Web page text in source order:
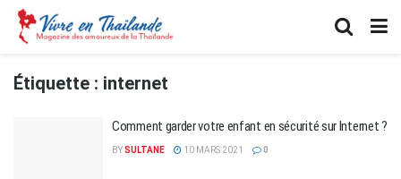
Étiquette : internet
Comment garder votre enfant en sécurité sur Internet ?
BYSULTANE 10 MARS 2021 0